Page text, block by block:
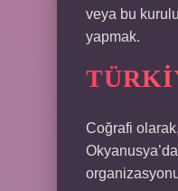
veya bu
yapmak.
Coğrafi olarak,